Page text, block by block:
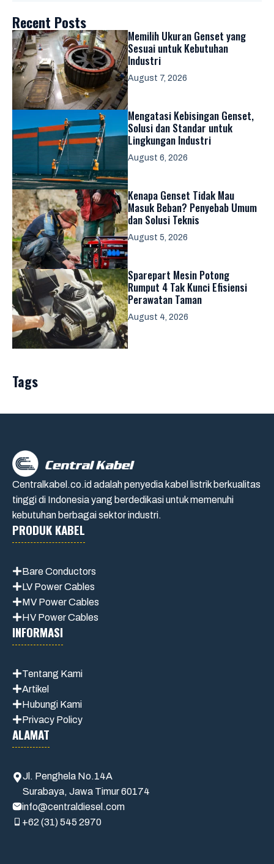
Recent Posts
Memilih Ukuran Genset yang
Sesuai untuk Kebutuhan
Industri
August 7, 2026
Mengatasi Kebisingan Genset,
Solusi dan Standar untuk
Lingkungan Industri
August 6, 2026
Kenapa Genset Tidak Mau
Masuk Beban? Penyebab Umum
dan Solusi Teknis
August 5, 2026
Sparepart Mesin Potong
Rumput 4 Tak Kunci Efisiensi
Perawatan Taman
August 4, 2026
Tags
Centralkabel.co.id adalah penyedia kabel listrik berkualitas
tinggi di Indonesia yang berdedikasi untuk memenuhi
kebutuhan berbagai sektor industri.
PRODUK KABEL
Bare Conductors
LV Power Cables
MV Power Cables
HV Power Cables
INFORMASI
Tentang Kami
Artikel
Hubungi Kami
Privacy Policy
ALAMAT
Jl. Penghela No.14A
Surabaya, Jawa Timur 60174
info@centraldiesel.com
+62 (31) 545 2970